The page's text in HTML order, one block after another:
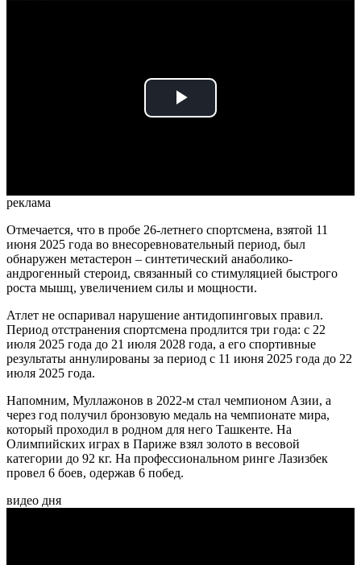
Play
реклама
Отмечается, что в пробе 26-летнего спортсмена, взятой 11
июня 2025 года во внесоревновательный период, был
обнаружен метастерон – синтетический анаболико-
андрогенный стероид, связанный со стимуляцией быстрого
роста мышц, увеличением силы и мощности.
Атлет не оспаривал нарушение антидопинговых правил.
Период отстранения спортсмена продлится три года: с 22
июля 2025 года до 21 июля 2028 года, а его спортивные
результаты аннулированы за период с 11 июня 2025 года до 22
июля 2025 года.
Напомним, Муллажонов в 2022-м стал чемпионом Азии, а
через год получил бронзовую медаль на чемпионате мира,
который проходил в родном для него Ташкенте. На
Олимпийских играх в Париже взял золото в весовой
категории до 92 кг. На профессиональном ринге Лазизбек
провел 6 боев, одержав 6 побед.
видео дня